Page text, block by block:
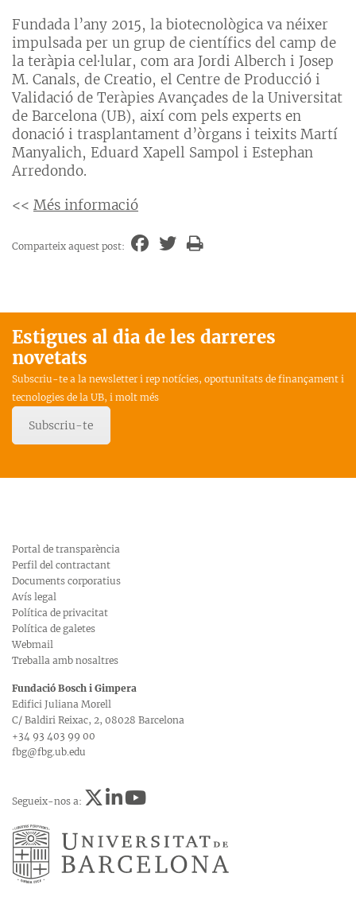
Fundada l’any 2015, la biotecnològica va néixer
impulsada per un grup de científics del camp de
la teràpia cel·lular, com ara Jordi Alberch i Josep
M. Canals, de Creatio, el Centre de Producció i
Validació de Teràpies Avançades de la Universitat
de Barcelona (UB), així com pels experts en
donació i trasplantament d’òrgans i teixits Martí
Manyalich, Eduard Xapell Sampol i Estephan
Arredondo.
<< Més informació
Comparteix aquest post:
Estigues al dia de les darreres
novetats
Subscriu-te a la newsletter i rep notícies, oportunitats de finançament i
tecnologies de la UB, i molt més
Subscriu-te
Portal de transparència
Perfil del contractant
Documents corporatius
Avís legal
Política de privacitat
Política de galetes
Webmail
Treballa amb nosaltres
Fundació Bosch i Gimpera
Edifici Juliana Morell
C/ Baldiri Reixac, 2, 08028 Barcelona
+34 93 403 99 00
fbg@fbg.ub.edu
Segueix-nos a: